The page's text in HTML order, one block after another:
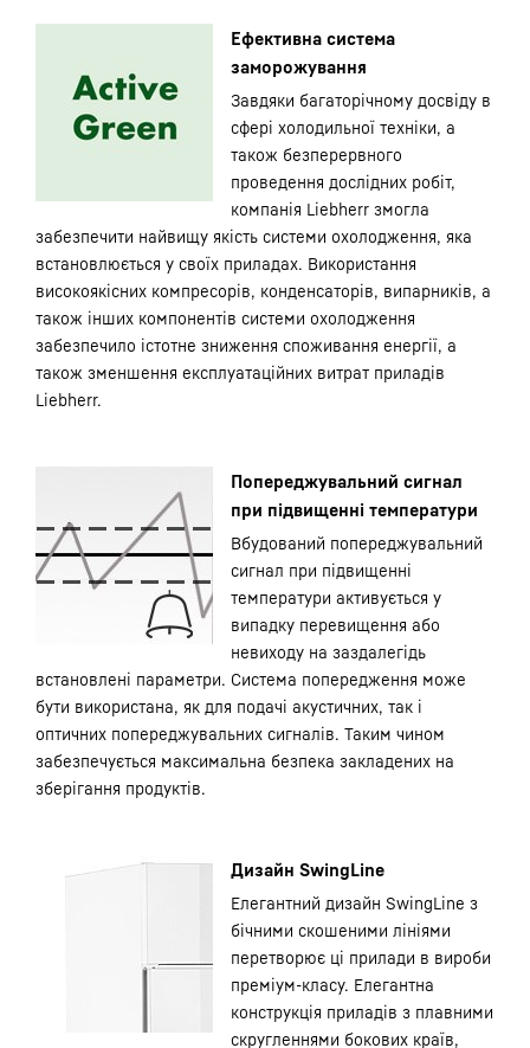
Ефективна система
заморожування
Завдяки багаторічному досвіду в
сфері холодильної техніки, а
також безперервного
проведення дослідних робіт,
компанія Liebherr змогла
забезпечити найвищу якість системи охолодження, яка
встановлюється у своїх приладах. Використання
високоякісних компресорів, конденсаторів, випарників, а
також інших компонентів системи охолодження
забезпечило істотне зниження споживання енергії, а
також зменшення експлуатаційних витрат приладів
Liebherr.
Попереджувальний сигнал
при підвищенні температури
Вбудований попереджувальний
сигнал при підвищенні
температури активується у
випадку перевищення або
невиходу на заздалегідь
встановлені параметри. Система попередження може
бути використана, як для подачі акустичних, так і
оптичних попереджувальних сигналів. Таким чином
забезпечується максимальна безпека закладених на
зберігання продуктів.
Дизайн SwingLine
Елегантний дизайн SwingLine з
бічними скошеними лініями
перетворює ці прилади в вироби
преміум-класу. Елегантна
конструкція приладів з плавними
скругленнями бокових країв,